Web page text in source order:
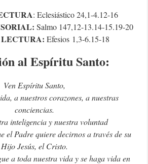
: Eclesiástico 24,1-4.12-16
Salmo 147,12-13.14-15.19-20
Efesios 1,3-6.15-18
al Espíritu Santo:
Ven Espíritu Santo,
a nuestros corazones, a nuestras
conciencias.
inteligencia y nuestra voluntad
el Padre quiere decirnos a través de su
Hijo Jesús, el Cristo.
a toda nuestra vida y se haga vida en